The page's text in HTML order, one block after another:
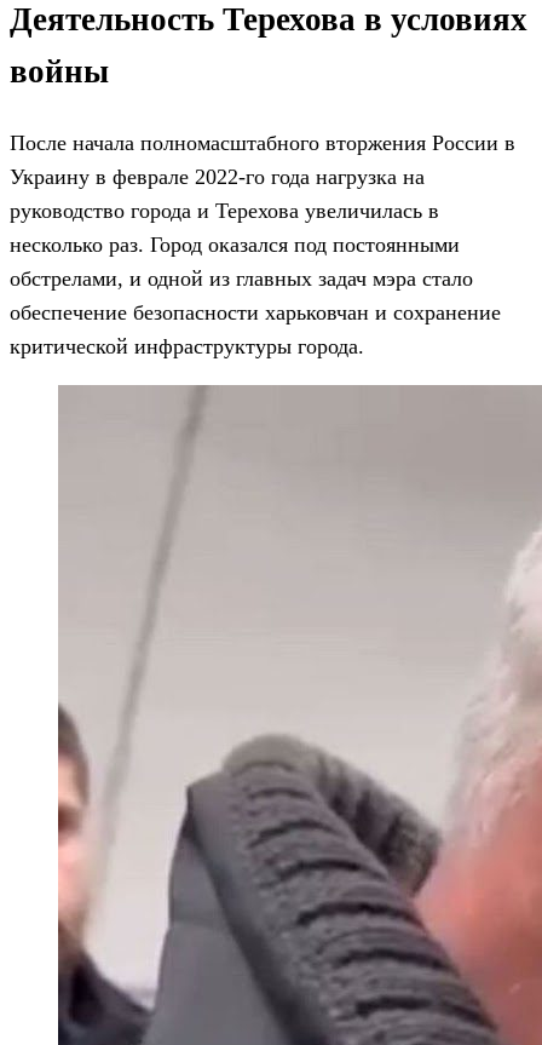
Деятельность Терехова в условиях
войны
После начала полномасштабного вторжения России в
Украину в феврале 2022-го года нагрузка на
руководство города и Терехова увеличилась в
несколько раз. Город оказался под постоянными
обстрелами, и одной из главных задач мэра стало
обеспечение безопасности харьковчан и сохранение
критической инфраструктуры города.